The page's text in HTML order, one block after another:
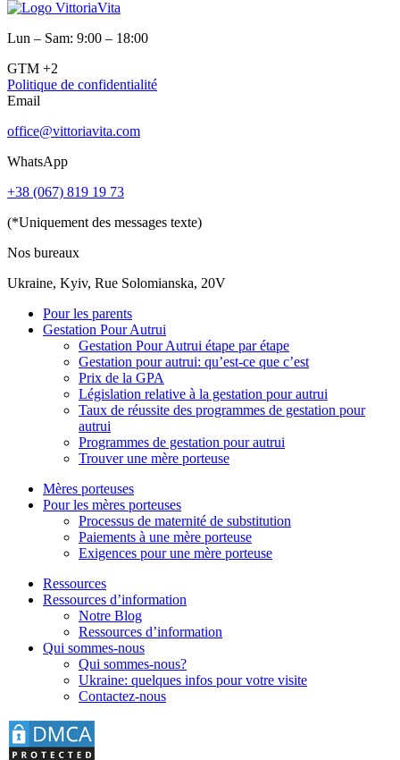
Lun – Sam: 9:00 – 18:00
GTM +2
Politique de confidentialité
Email
office@vittoriavita.com
WhatsApp
+38 (067) 819 19 73
(*Uniquement des messages texte)
Nos bureaux
Ukraine, Kyiv, Rue Solomianska, 20V
Pour les parents
Gestation Pour Autrui
Gestation Pour Autrui étape par étape
Gestation pour autrui: qu’est-ce que c’est
Prix de la GPA
Législation relative à la gestation pour autrui
Taux de réussite des programmes de gestation pour
autrui
Programmes de gestation pour autrui
Trouver une mère porteuse
Mères porteuses
Pour les mères porteuses
Processus de maternité de substitution
Paiements à une mère porteuse
Exigences pour une mère porteuse
Ressources
Ressources d’information
Notre Blog
Ressources d’information
Qui sommes-nous
Qui sommes-nous?
Ukraine: quelques infos pour votre visite
Contactez-nous